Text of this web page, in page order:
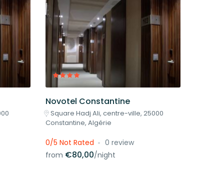
Novotel Constantine
Square Hadj Ali, centre-ville, 25000
Constantine, Algérie
0/5 Not Rated
0 review
from €80,00/night